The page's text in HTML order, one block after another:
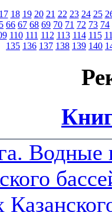
17 18 19 20 21 22 23 24 25
66 67 68 69 70 71 72 73 74
110 111 112 113 114 115
135 136 137 138 139 140